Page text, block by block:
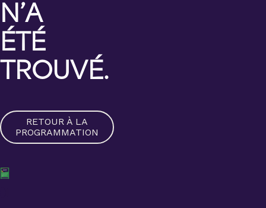
N’A
ÉTÉ
TROUVÉ.
RETOUR À LA
PROGRAMMATION